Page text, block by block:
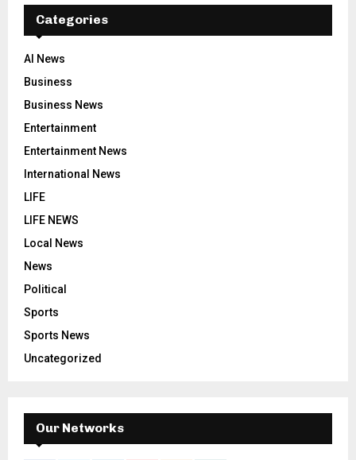
Categories
AI News
Business
Business News
Entertainment
Entertainment News
International News
LIFE
LIFE NEWS
Local News
News
Political
Sports
Sports News
Uncategorized
Our Networks